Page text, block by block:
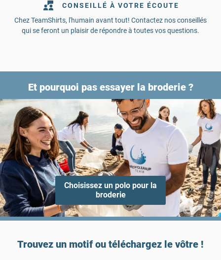
CONSEILLÉ À VOTRE ÉCOUTE
Chez TeamShirts, l'humain avant tout! Contactez nos conseillés
qui se feront un plaisir de répondre à toutes vos questions.
NO MINIMUMS
Besoin d'un t-shirt pour votre nouveau collègue? Tous nos
produits sont commandables sans quantité minimum.
Et pourquoi pas essayer la broderie ?
Choisissez un polo pour la
broderie
Trouvez un motif ou téléchargez le vôtre !